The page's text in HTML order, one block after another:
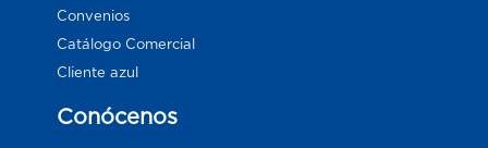
Convenios
Catálogo Comercial
Cliente azul
Conócenos